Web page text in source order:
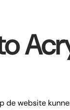
de website